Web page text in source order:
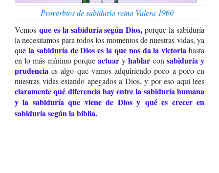
Proverbios de sabiduría reina Valera 1960
Vemos que es la sabiduría según Dios, porque la sabiduría
la necesitamos para todos los momentos de nuestras vidas, ya
que la sabiduría de Dios es la que nos da la victoria hasta
en lo más mínimo porque actuar yhablar con sabiduría y
prudencia es algo que vamos adquiriendo poco a poco en
nuestras vidas estando apegados a Dios, y por eso aquí lees
claramente qué diferencia hay entre la sabiduría humana
y la sabiduría que viene de Dios y qué es crecer en
sabiduría según la biblia.